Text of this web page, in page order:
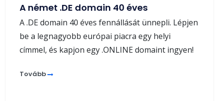
A német .DE domain 40 éves
A .DE domain 40 éves fennállását ünnepli. Lépjen
be a legnagyobb európai piacra egy helyi
címmel, és kapjon egy .ONLINE domaint ingyen!
Tovább